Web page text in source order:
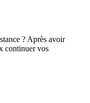
? Après avoir
continuer vos